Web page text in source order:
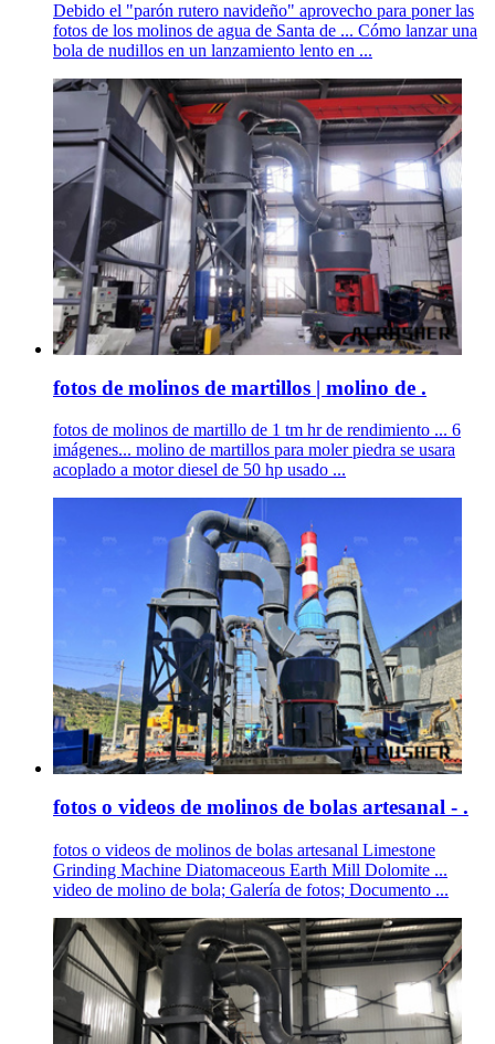
Debido el "parón rutero navideño" aprovecho para poner las
fotos de los molinos de agua de Santa de ... Cómo lanzar una
bola de nudillos en un lanzamiento lento en ...
fotos de molinos de martillos | molino de .
fotos de molinos de martillo de 1 tm hr de rendimiento ... 6
imágenes... molino de martillos para moler piedra se usara
acoplado a motor diesel de 50 hp usado ...
fotos o videos de molinos de bolas artesanal - .
fotos o videos de molinos de bolas artesanal Limestone
Grinding Machine Diatomaceous Earth Mill Dolomite ...
video de molino de bola; Galería de fotos; Documento ...